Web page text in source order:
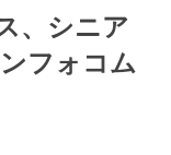
、シニア
フォコム